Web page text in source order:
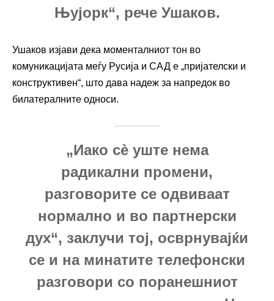
Њујорк“, рече Ушаков.
Ушаков изјави дека моменталниот тон во
комуникацијата меѓу Русија и САД е „пријателски и
конструктивен“, што дава надеж за напредок во
билатералните односи.
„Иако сè уште нема
радикални промени,
разговорите се одвиваат
нормално и во партнерски
дух“, заклучи тој, осврнувајќи
се и на минатите телефонски
разговори со поранешниот